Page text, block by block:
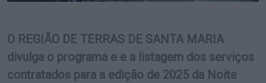
O REGIÃO DE TERRAS DE SANTA MARIA
divulga o programa e e a listagem dos serviços
contratados para a edição de 2025 da Noite